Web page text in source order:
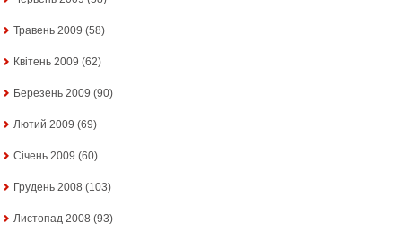
Травень 2009 (58)
Квітень 2009 (62)
Березень 2009 (90)
Лютий 2009 (69)
Січень 2009 (60)
Грудень 2008 (103)
Листопад 2008 (93)